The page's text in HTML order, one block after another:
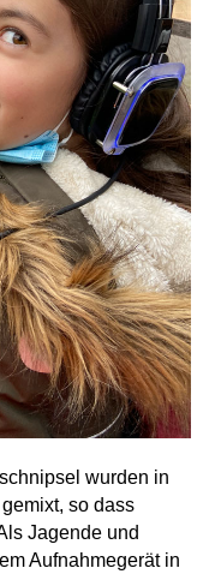
wurden in
so dass
Jagende und
Aufnahmegerät in